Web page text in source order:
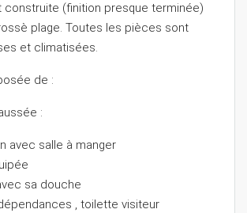
construite (finition presque terminée)
plage. Toutes les pièces sont
et climatisées.
de :
:
avec salle à manger
sa douche
, toilette visiteur